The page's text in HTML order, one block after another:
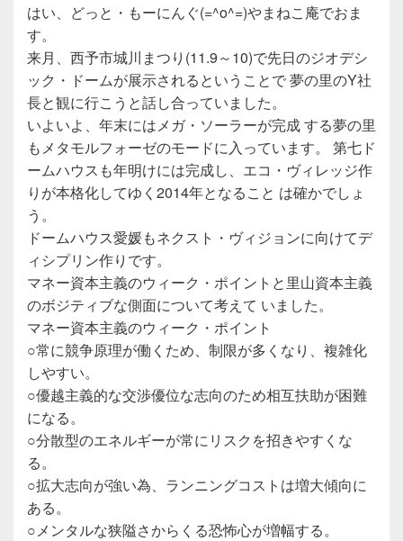
はい、どっと・もーにんぐ(=^o^=)やまねこ庵でおま
す。
来月、西予市城川まつり(11.9～10)で先日のジオデシ
ック・ドームが展示されるということで 夢の里のY社
長と観に行こうと話し合っていました。
いよいよ、年末にはメガ・ソーラーが完成 する夢の里
もメタモルフォーゼのモードに入っています。 第七ド
ームハウスも年明けには完成し、エコ・ヴィレッジ作
りが本格化してゆく2014年となること は確かでしょ
う。
ドームハウス愛媛もネクスト・ヴィジョンに向けてデ
ィシプリン作りです。
マネー資本主義のウィーク・ポイントと里山資本主義
のボジティブな側面について考えて いました。
マネー資本主義のウィーク・ポイント
○常に競争原理が働くため、制限が多くなり、複雑化
しやすい。
○優越主義的な交渉優位な志向のため相互扶助が困難
になる。
○分散型のエネルギーが常にリスクを招きやすくな
る。
○拡大志向が強い為、ランニングコストは増大傾向に
ある。
○メンタルな狭隘さからくる恐怖心が増幅する。